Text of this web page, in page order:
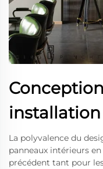
La polyvalence du
panneaux intérieurs
précédent tant pour